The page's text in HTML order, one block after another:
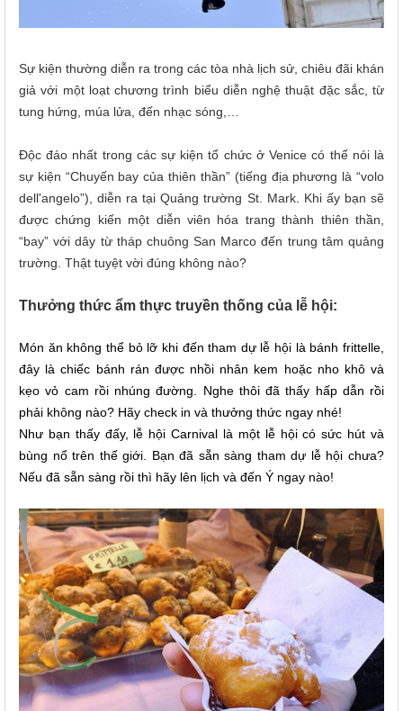
Sự kiện thường diễn ra trong các tòa nhà lịch sử, chiêu đãi khán
giả với một loạt chương trình biểu diễn nghệ thuật đặc sắc, từ
tung hứng, múa lửa, đến nhạc sóng,…
Độc đáo nhất trong các sự kiện tổ chức ở Venice có thể nói là
sự kiện “Chuyến bay của thiên thần” (tiếng địa phương là “volo
dell'angelo”), diễn ra tạiQuảng trường St. Mark.
Khi ấy bạn sẽ
được chứng kiến một diễn viên hóa trang thành thiên thần,
“bay” với dây từ tháp chuông San Marco đến trung tâm quảng
trường. Thật tuyệt vời đúng không nào?
Thưởng thức ẩm thực truyền thống của lễ hội:
Món ăn không thể bỏ lỡ khi đến tham dự lễ hội là bánh frittelle,
đây là chiếc bánh rán được nhồi nhân kem hoặc nho khô và
kẹo vỏ cam rồi nhúng đường. Nghe thôi đã thấy hấp dẫn rồi
phải không nào? Hãy check in và thưởng thức ngay nhé!
Như bạn thấy đấy, lễ hội Carnival là một lễ hội có sức hút và
bùng nổ trên thế giới. Bạn đã sẵn sàng tham dự lễ hội chưa?
Nếu đã sẵn sàng rồi thì hãy lên lịch và đến Ý ngay nào!